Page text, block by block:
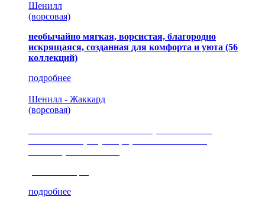
Шенилл
(ворсовая)
необычайно мягкая, ворсистая, благородно
искрящаяся, созданная для комфорта и уюта (56
коллекций)
подробнее
Шенилл - Жаккард
(ворсовая)
подробнее